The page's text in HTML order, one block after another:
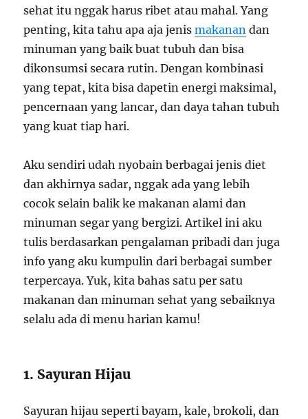
sehat itu nggak harus ribet atau mahal. Yang
penting, kita tahu apa aja jenismakanan dan
minuman yang baik buat tubuh dan bisa
dikonsumsi secara rutin. Dengan kombinasi
yang tepat, kita bisa dapetin energi maksimal,
pencernaan yang lancar, dan daya tahan tubuh
yang kuat tiap hari.
Aku sendiri udah nyobain berbagai jenis diet
dan akhirnya sadar, nggak ada yang lebih
cocok selain balik ke makanan alami dan
minuman segar yang bergizi. Artikel ini aku
tulis berdasarkan pengalaman pribadi dan juga
info yang aku kumpulin dari berbagai sumber
terpercaya. Yuk, kita bahas satu per satu
makanan dan minuman sehat yang sebaiknya
selalu ada di menu harian kamu!
1. Sayuran Hijau
Sayuran hijau seperti bayam, kale, brokoli, dan